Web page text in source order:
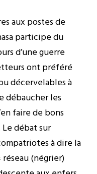
aux postes de
participe du
d’une guerre
ont préféré
décervelables à
débaucher les
faire de bons
débat sur
à dire la
(négrier)